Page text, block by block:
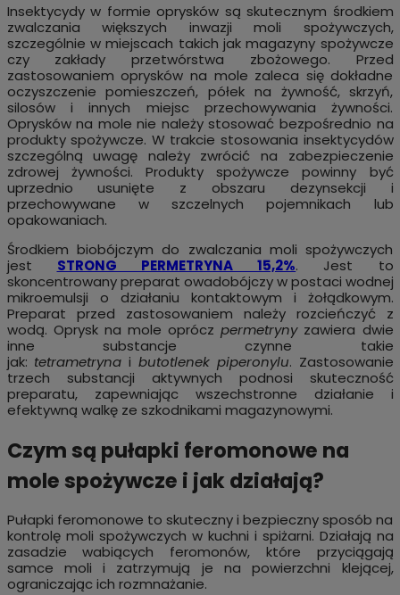
Insektycydy w formie oprysków są skutecznym środkiem
zwalczania większych inwazji moli spożywczych,
szczególnie w miejscach takich jak magazyny spożywcze
czy zakłady przetwórstwa zbożowego. Przed
zastosowaniem oprysków na mole zaleca się dokładne
oczyszczenie pomieszczeń, półek na żywność, skrzyń,
silosów i innych miejsc przechowywania żywności.
Oprysków na mole nie należy stosować bezpośrednio na
produkty spożywcze. W trakcie stosowania insektycydów
szczególną uwagę należy zwrócić na zabezpieczenie
zdrowej żywności. Produkty spożywcze powinny być
uprzednio usunięte z obszaru dezynsekcji i
przechowywane w szczelnych pojemnikach lub
opakowaniach.
Środkiem biobójczym do zwalczania moli spożywczych
jest STRONG PERMETRYNA 15,2%. Jest to
skoncentrowany preparat owadobójczy w postaci wodnej
mikroemulsji o działaniu kontaktowym i żołądkowym.
Preparat przed zastosowaniem należy rozcieńczyć z
wodą. Oprysk na mole opróczpermetrynyzawiera dwie
inne substancje czynne takie
jak: tetrametryna i butotlenek piperonylu. Zastosowanie
trzech substancji aktywnych podnosi skuteczność
preparatu, zapewniając wszechstronne działanie i
efektywną walkę ze szkodnikami magazynowymi.
Czym są pułapki feromonowe na
mole spożywcze i jak działają?
Pułapki feromonowe to skuteczny i bezpieczny sposób na
kontrolę moli spożywczych w kuchni i spiżarni. Działają na
zasadzie wabiących feromonów, które przyciągają
samce moli i zatrzymują je na powierzchni klejącej,
ograniczając ich rozmnażanie.